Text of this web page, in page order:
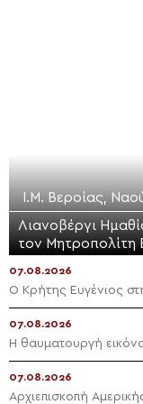
Ι.Μ. Βεροίας,
Λιανοβέργι
τον Μητροπολίτη
07.08.2026
Ο Κρήτης Ευγένιος
07.08.2026
Η θαυματουργή
07.08.2026
Αρχιεπισκοπή